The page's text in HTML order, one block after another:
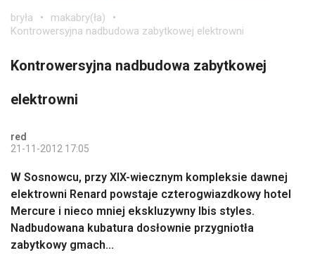
bryła
makabry(ła)
Kontrowersyjna nadbudowa zabytkowej elektrowni
Kontrowersyjna nadbudowa zabytkowej
elektrowni
red
21-11-2012 17:05
W Sosnowcu, przy XIX-wiecznym kompleksie dawnej
elektrowni Renard powstaje czterogwiazdkowy hotel
Mercure i nieco mniej ekskluzywny Ibis styles.
Nadbudowana kubatura dosłownie przygniotła
zabytkowy gmach...